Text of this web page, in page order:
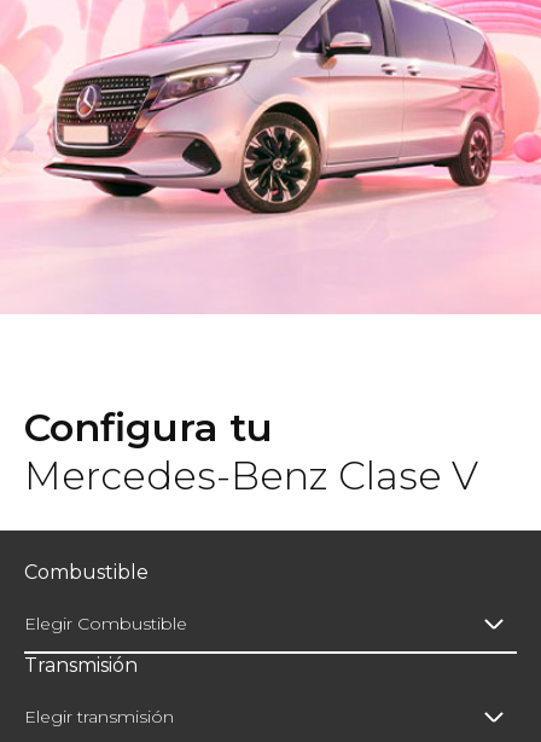
Configura tu
Mercedes-Benz Clase V
Combustible
Elegir Combustible
Transmisión
Elegir transmisión